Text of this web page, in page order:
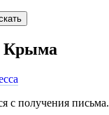
Крыма
с получения письма.